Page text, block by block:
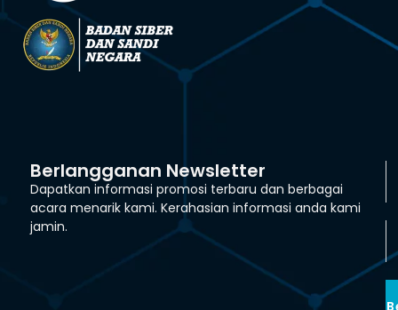
Berlangganan Newsletter
Dapatkan informasi promosi terbaru dan berbagai
acara menarik kami. Kerahasian informasi anda kami
jamin.